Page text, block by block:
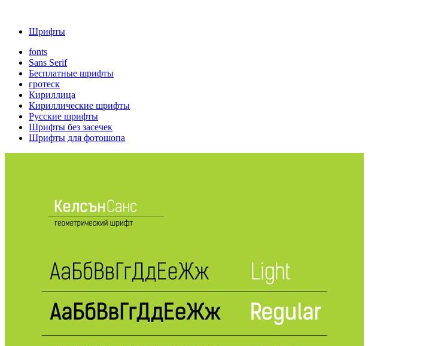
Шрифты
fonts
Sans Serif
Бесплатные шрифты
гротеск
Кириллица
Кириллические шрифты
Русские шрифты
Шрифты без засечек
Шрифты для фотошопа